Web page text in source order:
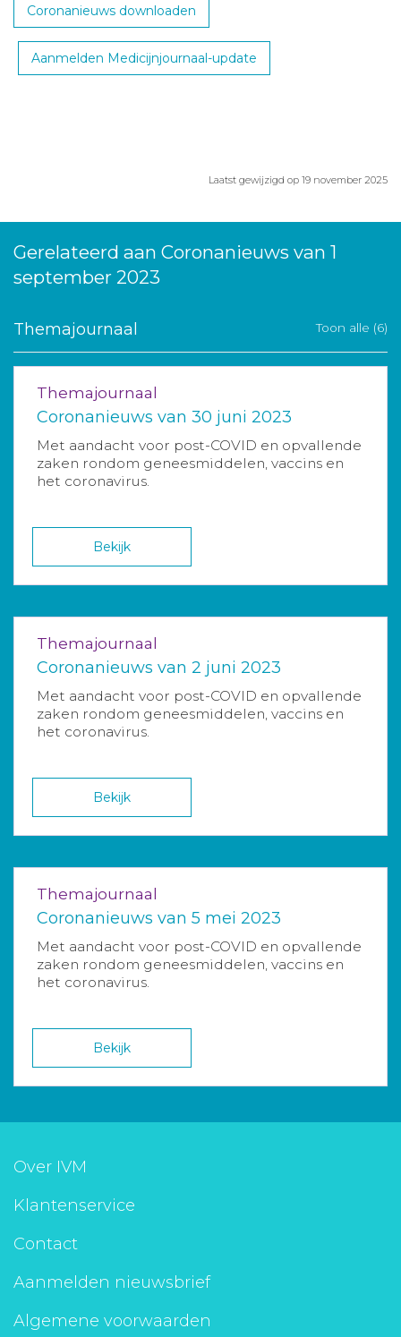
Coronanieuws downloaden
Aanmelden Medicijnjournaal-update
Laatst gewijzigd op 19 november 2025
Gerelateerd aan Coronanieuws van 1
september 2023
Themajournaal Toon alle (6)
Themajournaal
Coronanieuws van 30 juni 2023
Met aandacht voor post-COVID en opvallende
zaken rondom geneesmiddelen, vaccins en
het coronavirus.
Bekijk
Themajournaal
Coronanieuws van 2 juni 2023
Met aandacht voor post-COVID en opvallende
zaken rondom geneesmiddelen, vaccins en
het coronavirus.
Bekijk
Themajournaal
Coronanieuws van 5 mei 2023
Met aandacht voor post-COVID en opvallende
zaken rondom geneesmiddelen, vaccins en
het coronavirus.
Bekijk
Over IVM
Klantenservice
Contact
Aanmelden nieuwsbrief
Algemene voorwaarden